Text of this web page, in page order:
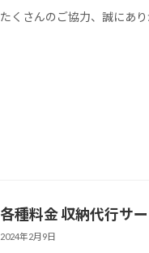
たくさんのご協力、誠にあ
各種料金 収納代行サ
2024年2月9日